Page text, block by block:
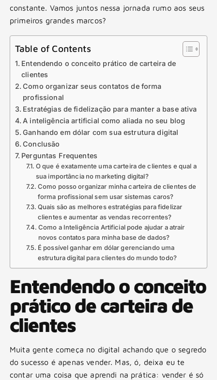
constante. Vamos juntos nessa jornada rumo aos seus
primeiros grandes marcos?
Table of Contents
Entendendo o conceito prático de carteira de
clientes
Como organizar seus contatos de forma
profissional
Estratégias de fidelização para manter a base ativa
A inteligência artificial como aliada no seu blog
Ganhando em dólar com sua estrutura digital
Conclusão
Perguntas Frequentes
O que é exatamente uma carteira de clientes e qual a
sua importância no marketing digital?
Como posso organizar minha carteira de clientes de
forma profissional sem usar sistemas caros?
Quais são as melhores estratégias para fidelizar
clientes e aumentar as vendas recorrentes?
Como a Inteligência Artificial pode ajudar a atrair
novos contatos para minha base de dados?
É possível ganhar em dólar gerenciando uma
estrutura digital para clientes do mundo todo?
Entendendo o conceito
prático de carteira de
clientes
Muita gente começa no digital achando que o segredo
do sucesso é apenas vender. Mas, ó, deixa eu te
contar uma coisa que aprendi na prática: vender é só